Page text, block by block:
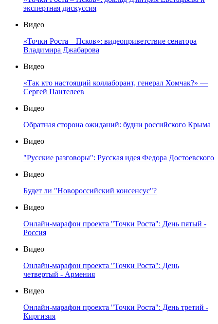
экспертная дискуссия
Видео
«Точки Роста – Псков»: видеоприветствие сенатора
Владимира Джабарова
Видео
«Так кто настоящий коллаборант, генерал Хомчак?» —
Сергей Пантелеев
Видео
Обратная сторона ожиданий: будни российского Крыма
Видео
"Русские разговоры": Русская идея Федора Достоевского
Видео
Будет ли "Новороссийский консенсус"?
Видео
Онлайн-марафон проекта "Точки Роста": День пятый -
Россия
Видео
Онлайн-марафон проекта "Точки Роста": День
четвертый - Армения
Видео
Онлайн-марафон проекта "Точки Роста": День третий -
Киргизия